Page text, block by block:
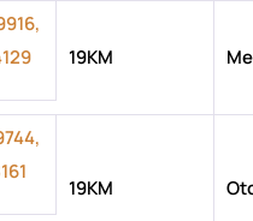
19KM
19KM